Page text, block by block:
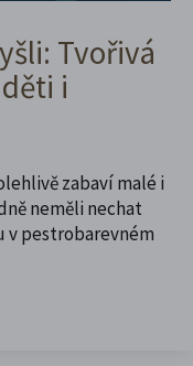
Tvořivá
i
zabaví malé i
neměli nechat
v pestrobarevném